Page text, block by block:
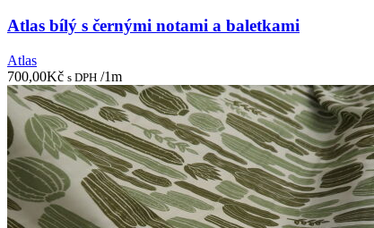
Atlas bílý s černými notami a baletkami
Atlas
700,00Kč s DPH /1m